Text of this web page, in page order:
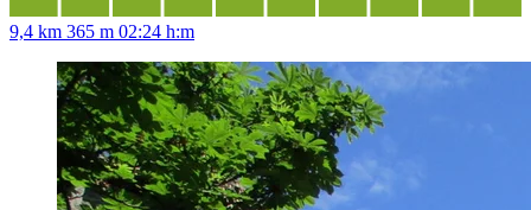
9,4 km 365 m 02:24 h:m